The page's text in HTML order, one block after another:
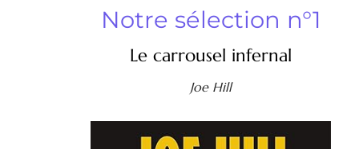
Notre sélection n°1
Le carrousel infernal
Joe Hill